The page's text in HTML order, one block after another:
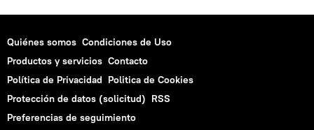
Quiénes somos Condiciones de Uso
Productos y servicios Contacto
Política de Privacidad Politica de Cookies
Protección de datos (solicitud) RSS
Preferencias de seguimiento